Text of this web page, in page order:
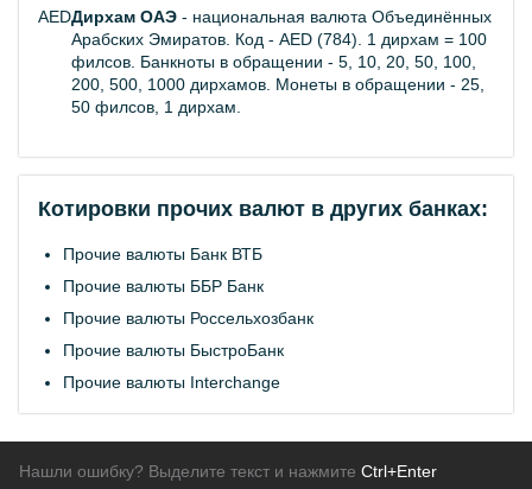
AEDДирхам ОАЭ - национальная валюта Объединённых
Арабских Эмиратов. Код - AED (784). 1 дирхам = 100
филсов. Банкноты в обращении - 5, 10, 20, 50, 100,
200, 500, 1000 дирхамов. Монеты в обращении - 25,
50 филсов, 1 дирхам.
Котировки прочих валют в других банках:
Прочие валюты Банк ВТБ
Прочие валюты ББР Банк
Прочие валюты Россельхозбанк
Прочие валюты БыстроБанк
Прочие валюты Interchange
Нашли ошибку? Выделите текст и нажмите Ctrl+Enter